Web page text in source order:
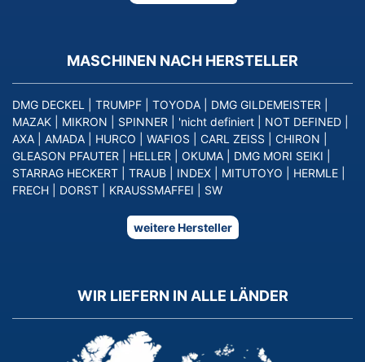
MASCHINEN NACH HERSTELLER
DMG DECKEL TRUMPF TOYODA DMG GILDEMEISTER
MAZAK
MIKRON SPINNER 'nicht definiert NOT DEFINED
AXA
AMADA HURCO WAFIOS CARL ZEISS CHIRON
GLEASON PFAUTER
HELLER OKUMA DMG MORI SEIKI
STARRAG HECKERT
TRAUB INDEX MITUTOYO HERMLE
FRECH
DORST KRAUSSMAFFEI SW
weitere Hersteller
WIR LIEFERN IN ALLE LÄNDER